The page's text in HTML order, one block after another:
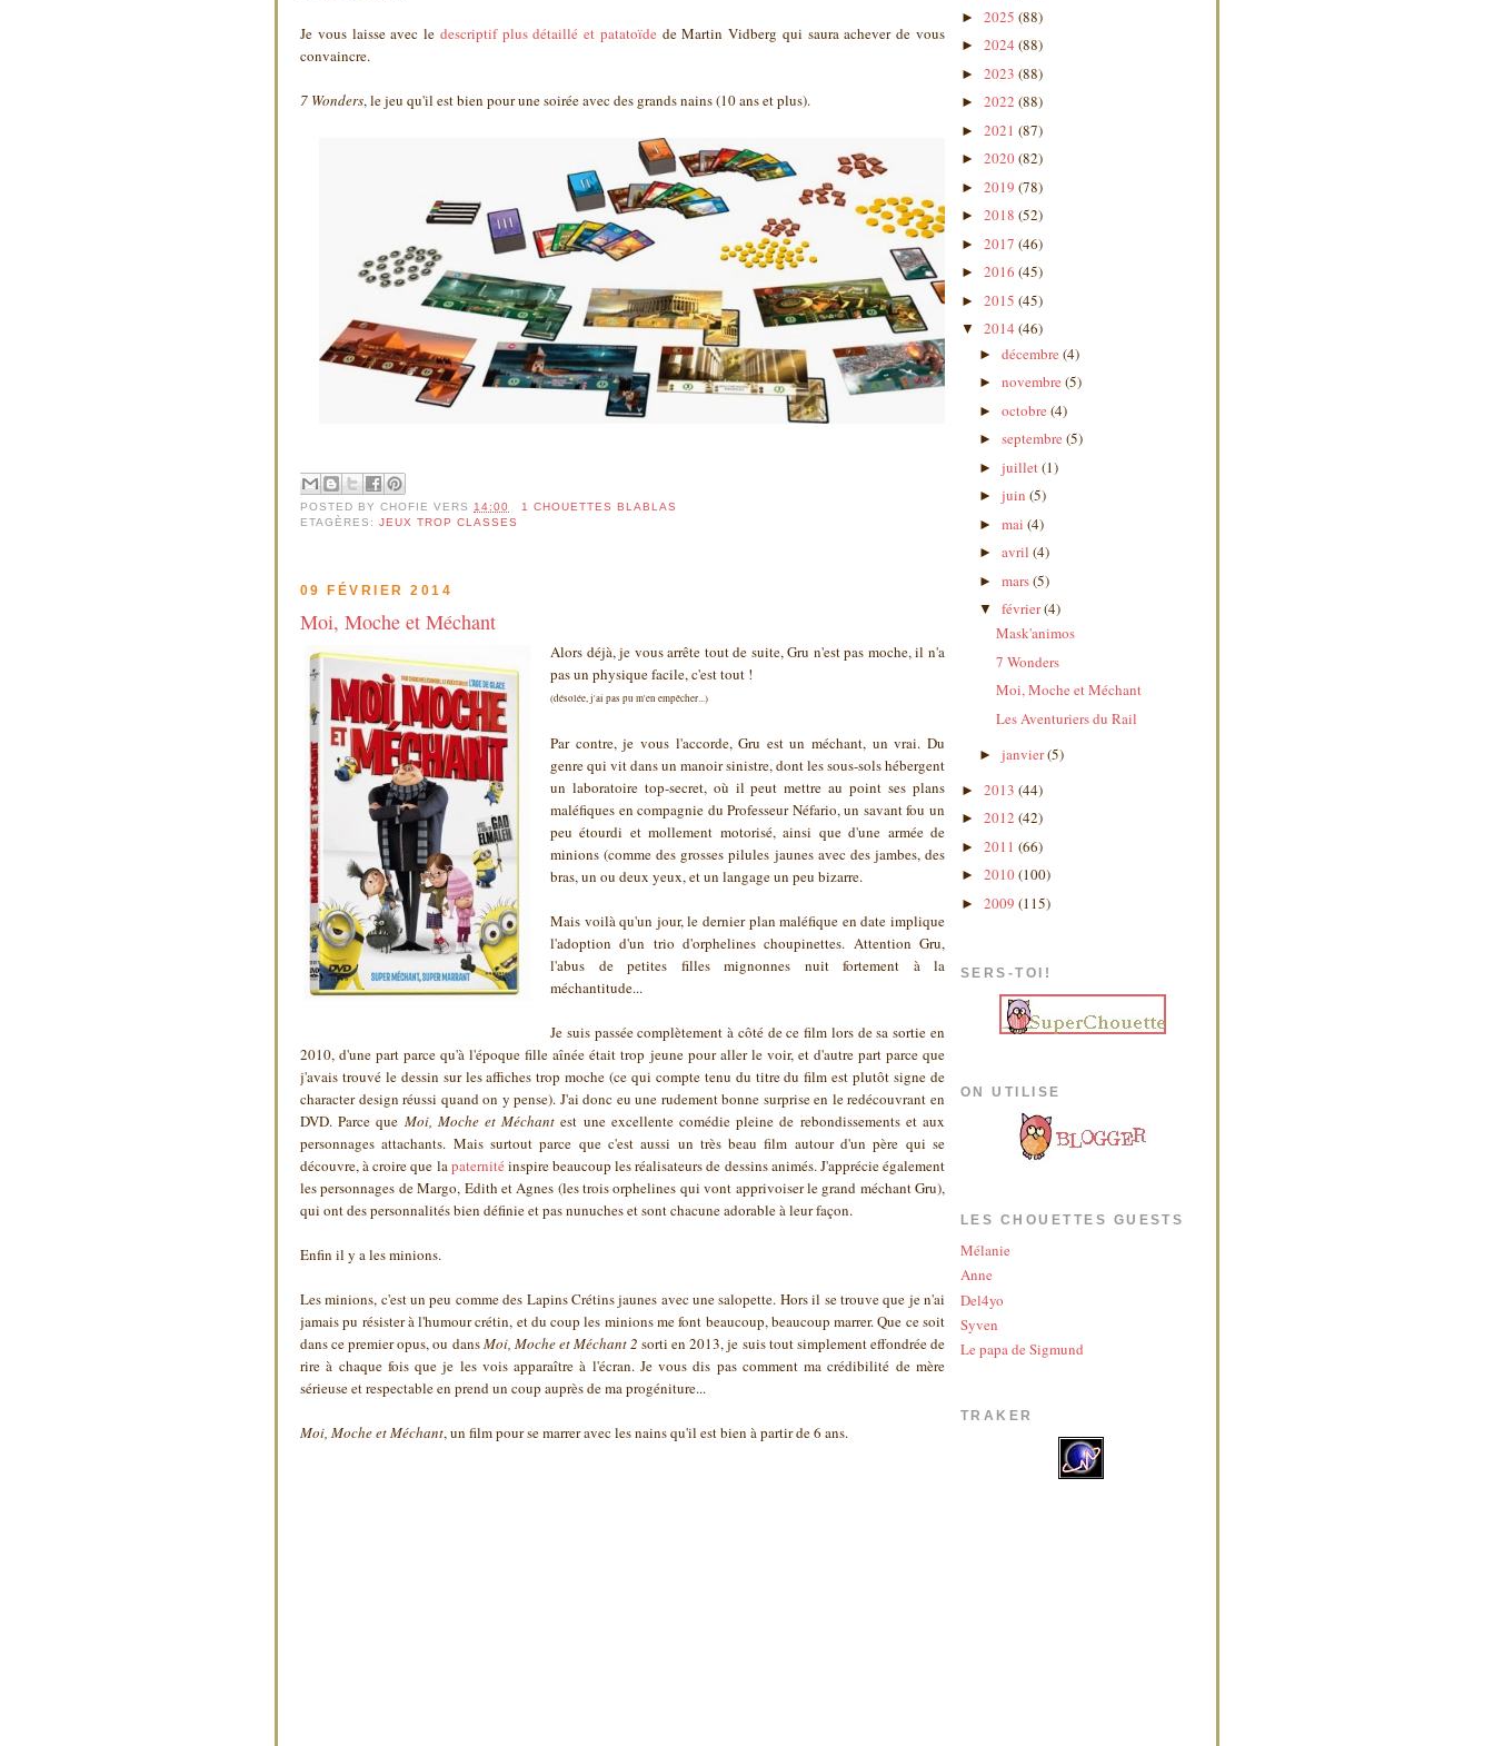
Je vous laisse avec le descriptif plus détaillé et patatoïde de Martin Vidberg qui saura achever de vous
convaincre.
7 Wonders, le jeu qu'il est bien pour une soirée avec des grands nains (10 ans et plus).
POSTED BYCHOFIE VERS 14:00
1 CHOUETTES BLABLAS
ETAGÈRES:JEUX TROP CLASSES
09 FÉVRIER 2014
Moi, Moche et Méchant
Alors déjà, je vous arrête tout de suite, Gru n'est pas moche, il n'a
pas un physique facile, c'est tout !
(désolée, j'ai pas pu m'en empêcher...)
Par contre, je vous l'accorde, Gru est un méchant, un vrai. Du
genre qui vit dans un manoir sinistre, dont les sous-sols hébergent
un laboratoire top-secret, où il peut mettre au point ses plans
maléfiques en compagnie du Professeur Néfario, un savant fou un
peu étourdi et mollement motorisé, ainsi que d'une armée de
minions (comme des grosses pilules jaunes avec des jambes, des
bras, un ou deux yeux, et un langage un peu bizarre.
Mais voilà qu'un jour, le dernier plan maléfique en date implique
l'adoption d'un trio d'orphelines choupinettes. Attention Gru,
l'abus de petites filles mignonnes nuit fortement à la
méchantitude...
Je suis passée complètement à côté de ce film lors de sa sortie en
2010, d'une part parce qu'à l'époque fille aînée était trop jeune pour aller le voir, et d'autre part parce que
j'avais trouvé le dessin sur les affiches trop moche (ce qui compte tenu du titre du film est plutôt signe de
character design réussi quand on y pense). J'ai donc eu une rudement bonne surprise en le redécouvrant en
DVD. Parce que Moi, Moche et Méchant est une excellente comédie pleine de rebondissements et aux
personnages attachants. Mais surtout parce que c'est aussi un très beau film autour d'un père qui se
découvre, à croire que lapaternité inspire beaucoup les réalisateurs de dessins animés. J'apprécie également
les personnages de Margo, Edith et Agnes (les trois orphelines qui vont apprivoiser le grand méchant Gru),
qui ont des personnalités bien définie et pas nunuches et sont chacune adorable à leur façon.
Enfin il y a les minions.
Les minions, c'est un peu comme des Lapins Crétins jaunes avec une salopette. Hors il se trouve que je n'ai
jamais pu résister à l'humour crétin, et du coup les minions me font beaucoup, beaucoup marrer. Que ce soit
dans ce premier opus, ou dansMoi, Moche et Méchant 2 sorti en 2013, je suis tout simplement effondrée de
rire à chaque fois que je les vois apparaître à l'écran. Je vous dis pas comment ma crédibilité de mère
sérieuse et respectable en prend un coup auprès de ma progéniture...
Moi, Moche et Méchant, un film pour se marrer avec les nains qu'il est bien à partir de 6 ans.
► 2025 (88)
► 2024 (88)
► 2023 (88)
► 2022 (88)
► 2021 (87)
► 2020(82)
► 2019 (78)
► 2018 (52)
► 2017 (46)
► 2016 (45)
► 2015 (45)
▼ 2014 (46)
► décembre (4)
► novembre (5)
► octobre (4)
► septembre (5)
► juillet (1)
► juin (5)
► mai (4)
► avril (4)
► mars(5)
▼ février(4)
Mask'animos
7 Wonders
Moi, Moche et Méchant
Les Aventuriers du Rail
► janvier(5)
► 2013 (44)
► 2012 (42)
► 2011 (66)
► 2010(100)
► 2009 (115)
SERS-TOI!
ON UTILISE
LES CHOUETTES GUESTS
Mélanie
Anne
Del4yo
Syven
Le papa de Sigmund
TRAKER